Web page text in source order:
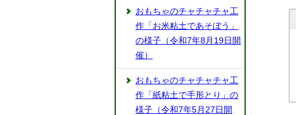
おもちゃのチャチャチャ工
作「お米粘土であそぼう」
の様子（令和7年8月19日開
催）
おもちゃのチャチャチャ工
作「紙粘土で手形とり」の
様子（令和7年5月27日開